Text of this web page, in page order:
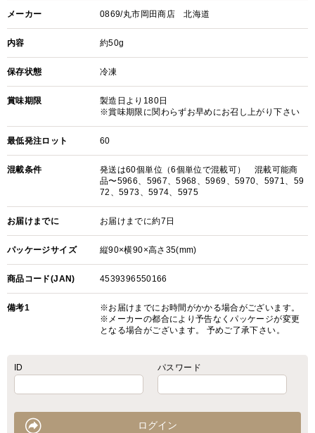
メーカー 0869/丸市岡田商店 北海道
内容 約50g
保存状態 冷凍
賞味期限
製造日より180日
※賞味期限に関わらずお早めにお召し上がり下さい
最低発注ロット 60
混載条件
発送は60個単位（6個単位で混載可） 混載可能商
品〜5966、5967、5968、5969、5970、5971、59
72、5973、5974、5975
お届けまでに お届けまでに約7日
パッケージサイズ 縦90×横90×高さ35(mm)
商品コード(JAN) 4539396550166
備考1
※お届けまでにお時間がかかる場合がございます。
※メーカーの都合により予告なくパッケージが変更
となる場合がございます。 予めご了承下さい。
ID パスワード